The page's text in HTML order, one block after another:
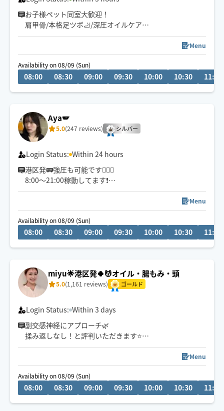
お子様ペット同室大歓迎！
肩甲骨/本格足ツボ🦶/深圧オイルケア
在宅ワーク、子育て中ママさん等ご依頼多数✨
明日からまた頑張ろう🍀と思えるよう心を込めて🌸
⚠️他セラピスト様と同室施術は対応不可となります🙏
Menu
Availability on 08/09 (Sun)
08:00 08:30 09:00 09:30 10:00 10:30 11:00
Aya🪽
5.0(247 reviews) シルバー
Login Status: Within 24 hours
港区発🚃強圧も可能です🙆🏻‍♀️
8:00〜21:00稼動してます❗️
それ以外のお時間帯をご希望の方は、チャットでご連絡
✔ゴルフ後の疲労回復🏌️‍♀️⛳️
✔デスクワークによる首肩こり👨🏻‍💻
8月も皆様とお会いできるのを楽しみにしております✨
Menu
Availability on 08/09 (Sun)
08:00 08:30 09:00 09:30 10:00 10:30 11:00
miyu🌟港区発🍀💆オイル・腸もみ・頭
5.0(1,161 reviews) ゴールド
Login Status: Within 3 days
副交感神経にアプローチ🌿
揉み返しなし！と評判いただきます⭐️
絶妙な力加減で筋肉の緊張を緩め心身共にほぐします☺️
予約受付7:00〜2:00になりました⭐️
まずは依頼場所とチャットにてご相談ください(^^)
Menu
Availability on 08/09 (Sun)
08:00 08:30 09:00 09:30 10:00 10:30 11:00